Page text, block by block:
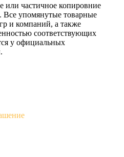
частичное копировние
Все упомянутые товарные
и компаний, а также
соответствующих
у официальных